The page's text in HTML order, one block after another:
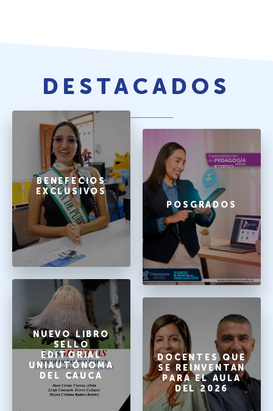
DESTACADOS
BENEFECIOS
EXCLUSIVOS
POSGRADOS
NUEVO LIBRO
SELLO
EDITORIAL
UNIAUTÓNOMA
DEL CAUCA
DOCENTES QUE
SE REINVENTAN
PARA EL AULA
DEL 2026